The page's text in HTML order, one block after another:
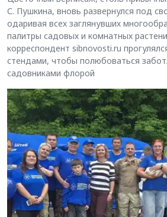
С. Пушкина, вновь развернулся под
одаривая всех заглянувших
палитры садовых и комнатных
корреспондент sibnovosti.ru
стендами, чтобы полюбоваться
садовниками флорой